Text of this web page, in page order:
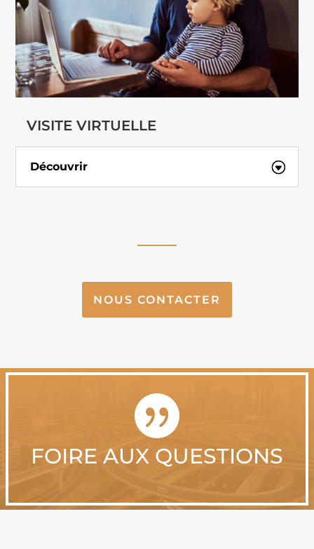
VISITE VIRTUELLE
Découvrir
NOUS CONTACTER

FOIRE AUX QUESTIONS